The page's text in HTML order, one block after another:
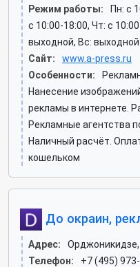
Режим работы:
Пн: c
c 10:00-18:00, Чт: c
выходной, Вс: выходной
Сайт:
www.a-press.ru
Особенности:
Нанесение
рекламы в интернете.
Рекламные агентства
Наличный расчёт.
кошельком
До окраин,
Адрес:
Орджоникидзе,
Телефон:
+7 (495)